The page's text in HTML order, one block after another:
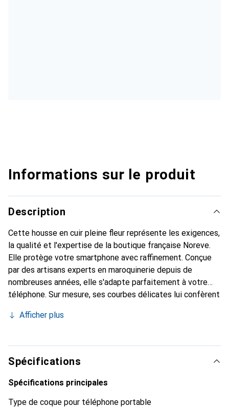
Informations sur le produit
Description
Cette housse en cuir pleine fleur représente les exigences,
la qualité et l'expertise de la boutique française Noreve.
Elle protège votre smartphone avec raffinement. Conçue
par des artisans experts en maroquinerie depuis de
nombreuses années, elle s'adapte parfaitement à votre
téléphone. Sur mesure, ses courbes délicates lui confèrent
chic et essentiel de votre smartphone. Reconnaître
marque Noreve est un choix sûr pour une clientèle
exigeante.
Afficher plus
Spécifications
Spécifications principales
Type de coque pour téléphone portable